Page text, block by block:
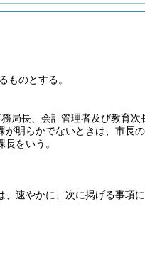
ものとする。
局長、会計管理者及び教育次
が明らかでないときは、市長
をいう。
、速やかに、次に掲げる事項